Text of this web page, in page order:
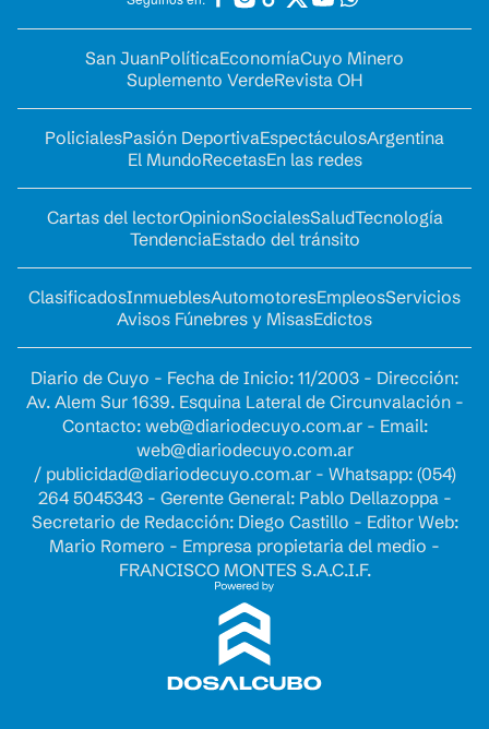
San JuanPolíticaEconomíaCuyo Minero
Suplemento VerdeRevista OH
PolicialesPasión DeportivaEspectáculosArgentina
El MundoRecetasEn las redes
Cartas del lectorOpinionSocialesSaludTecnología
TendenciaEstado del tránsito
ClasificadosInmueblesAutomotoresEmpleosServicios
Avisos Fúnebres y MisasEdictos
Diario de Cuyo - Fecha de Inicio: 11/2003 - Dirección:
Av. Alem Sur 1639. Esquina Lateral de Circunvalación -
Contacto: web@diariodecuyo.com.ar- Email:
web@diariodecuyo.com.ar
/ publicidad@diariodecuyo.com.ar- Whatsapp: (054)
264 5045343 - Gerente General: Pablo Dellazoppa -
Secretario de Redacción: Diego Castillo - Editor Web:
Mario Romero - Empresa propietaria del medio -
FRANCISCO MONTES S.A.C.I.F.